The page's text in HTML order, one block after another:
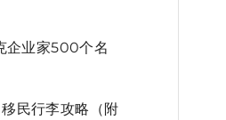
企业家500个名
民行李攻略（附